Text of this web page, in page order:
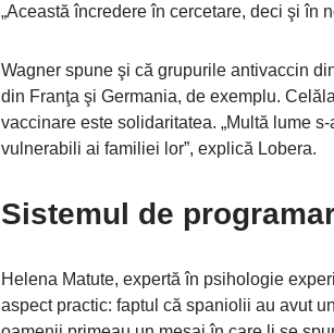
„Această încredere în cercetare, deci şi în
Wagner spune şi că grupurile antivaccin
din Franţa şi Germania, de exemplu.
vaccinare este solidaritatea. „Multă lume
vulnerabili ai familiei lor”, explică Lobera.
Sistemul de
Helena Matute, expertă în psihologie
aspect practic: faptul că spaniolii au avut